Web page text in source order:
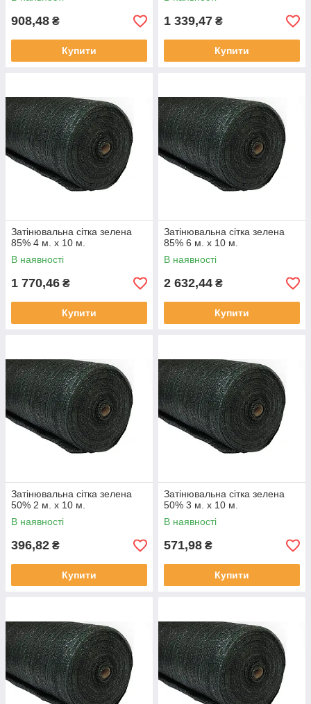
908,48 ₴
Купити
1 339,47 ₴
Купити
Затінювальна сітка зелена
85% 4 м. х 10 м.
В наявності
1 770,46 ₴
Купити
Затінювальна сітка зелена
85% 6 м. х 10 м.
В наявності
2 632,44 ₴
Купити
Затінювальна сітка зелена
50% 2 м. х 10 м.
В наявності
396,82 ₴
Купити
Затінювальна сітка зелена
50% 3 м. х 10 м.
В наявності
571,98 ₴
Купити